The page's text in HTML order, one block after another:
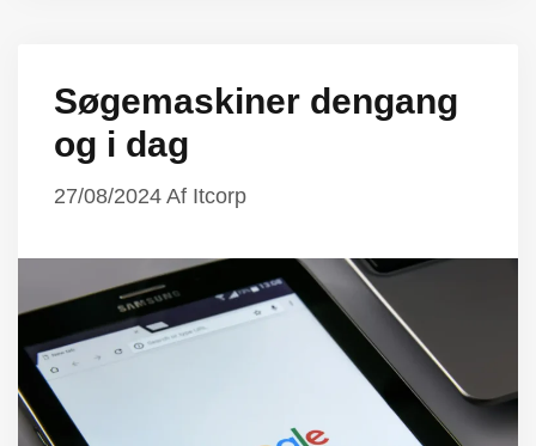
Søgemaskiner dengang
og i dag
27/08/2024 Af Itcorp